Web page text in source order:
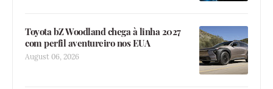
Toyota bZ Woodland chega à linha 2027
com perfil aventureiro nos EUA
August 06, 2026